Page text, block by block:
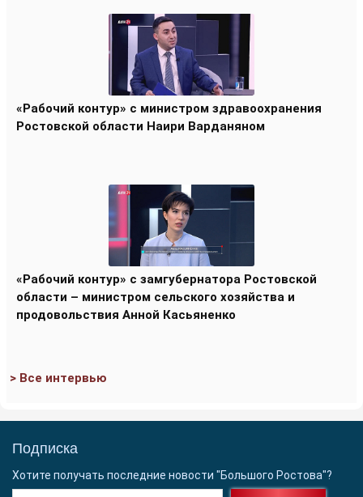
«Рабочий контур» с министром здравоохранения
Ростовской области Наири Варданяном
«Рабочий контур» с замгубернатора Ростовской
области – министром сельского хозяйства и
продовольствия Анной Касьяненко
> Все интервью
Подписка
Хотите получать последние новости "Большого Ростова"?